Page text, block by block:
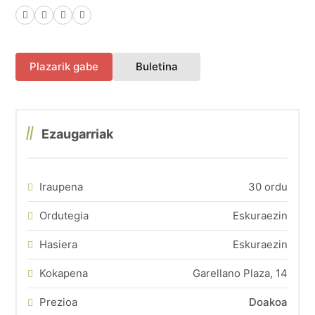
Plazarik gabe Buletina(fitxa berri batean irekiko
Ezaugarriak
Iraupena 30 ordu
Ordutegia Eskuraezin
Hasiera Eskuraezin
Kokapena Garellano Plaza, 14
Prezioa Doakoa